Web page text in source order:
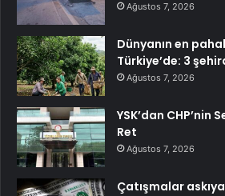
Ağustos 7, 2026
Dünyanın en
Türkiye’de: 3
Ağustos 7, 2026
YSK’dan CHP’nin
Ret
Ağustos 7, 2026
Çatışmalar